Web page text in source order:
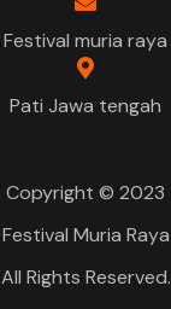
Festival muria raya
Pati Jawa tengah
Copyright © 2023
Festival Muria Raya
All Rights Reserved.